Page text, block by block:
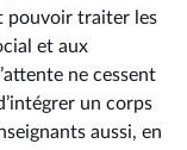
pouvoir traiter les
et aux
ne cessent
un corps
aussi, en